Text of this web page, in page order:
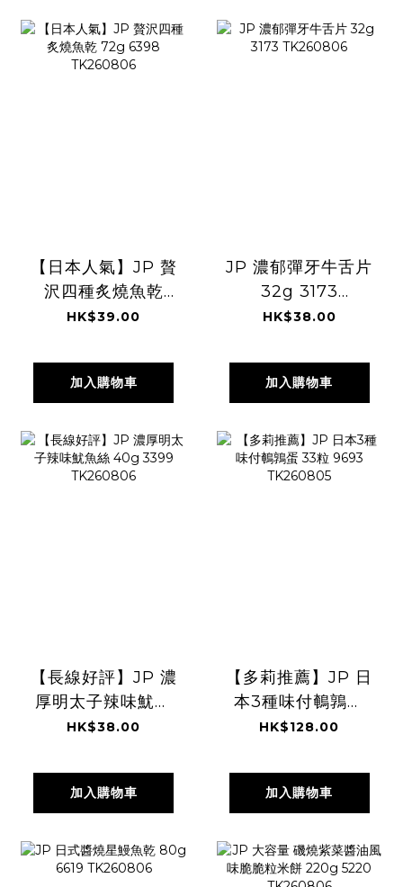
【日本人氣】JP 贅
沢四種炙燒魚乾
72g 6398
HK$39.00
加入購物車
JP 濃郁彈牙牛舌片
32g 3173
TK260806
HK$38.00
加入購物車
【長線好評】JP 濃
厚明太子辣味魷魚
絲 40g 3399
HK$38.00
加入購物車
【多莉推薦】JP 日
本3種味付鵪鶉蛋
33粒 9693
HK$128.00
加入購物車